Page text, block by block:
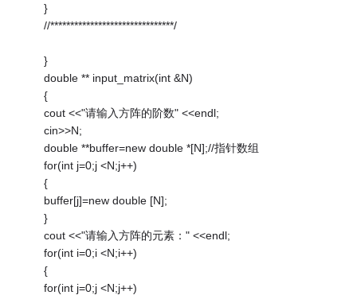
}
//*******************************/
}
double ** input_matrix(int &N)
{
cout <<"请输入方阵的阶数" <<endl;
cin>>N;
double **buffer=new double *[N];//指针数组
for(int j=0;j <N;j++)
{
buffer[j]=new double [N];
}
cout <<"请输入方阵的元素：" <<endl;
for(int i=0;i <N;i++)
{
for(int j=0;j <N;j++)